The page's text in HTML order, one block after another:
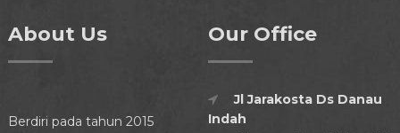
About Us
Berdiri pada tahun 2015
Our Office
Jl Jarakosta Ds Danau
Indah